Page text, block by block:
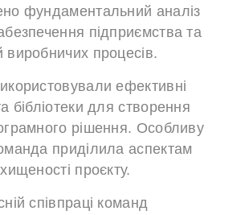
фундаментальний аналіз
підприємства та
виробничих процесів.
ефективні
бібліотеки для створення
рішення. Особливу
приділила аспектам
проєкту.
співпраці команд